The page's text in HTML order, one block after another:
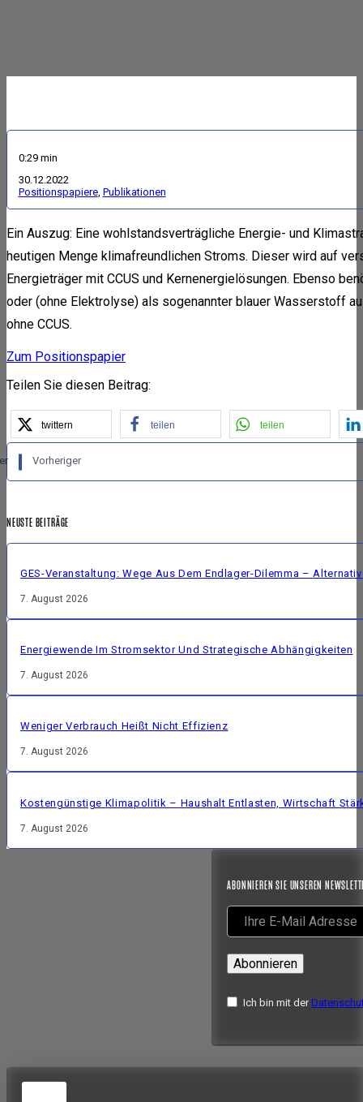
0:29 min
30.12.2022
Positionspapiere, Publikationen
Ein Auszug: Eine wohlstandsverträgliche Energie- und
heutigen Menge klimafreundlichen Stroms. Dieser wird auf
Energieträger mit CCUS und Kernenergielösungen. Ebenso
oder (ohne Elektrolyse) als sogenannter blauer Wasserstoff
ohne CCUS.
Zum Positionspapier
Teilen Sie diesen Beitrag:
twittern teilen teilen
Vorheriger
NEUSTE BEITRÄGE
GES-Veranstaltung: Wege Aus Dem Endlager-Dilemma –
7. August 2026
Energiewende Im Stromsektor Und Strategische Abhängigkeiten
7. August 2026
Weniger Verbrauch Heißt Nicht Effizienz
7. August 2026
Kostengünstige Klimapolitik – Haushalt Entlasten, Wirtschaft
7. August 2026
ABONNIEREN SIE UNSEREN
Abonnieren
Ich bin mit der